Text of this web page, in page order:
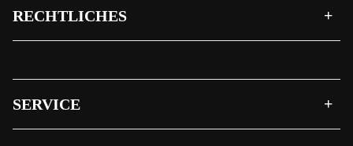
RECHTLICHES
SERVICE